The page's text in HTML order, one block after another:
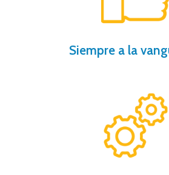
Siempre a la
Te ahorramos tiempo y
nuestros procedimientos,
Más de 200 oficinas
gracias a nuestro software